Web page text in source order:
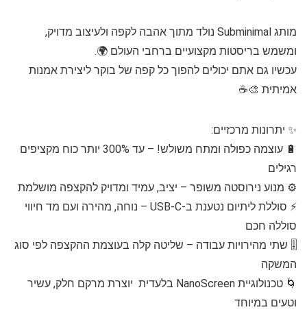
מותג Subminimal נולד מתוך אהבה לקפה ולעיצוב מדויק,
ומשמש בריסטות מקצועיים ברחבי העולם 🌍.
עכשיו גם אתם יכולים להפוך כל קפה של בוקר ליצירת אמנות
אמיתית 🎨☕
✨ יתרונות מרכזיים:
🔋 עוצמה כפולה ומתח משולש! – עד 300% יותר כוח מקציפים
רגילים
⚙️ מנוע נירוסטה משופר – יציב, עמיד ומדויק להקצפה מושלמת
⚡ סוללת ליתיום נטענת ב-USB-C – נוחה, מהירה ועם מד חיווי
סוללה חכם
🎚️ שתי מהירויות עבודה – שליטה קלה בעוצמת ההקצפה לפי סוג
המשקה
🌀 טכנולוגיית NanoScreen בלעדית יוצרת מרקם חלק, עשיר
וטעים במיוחד